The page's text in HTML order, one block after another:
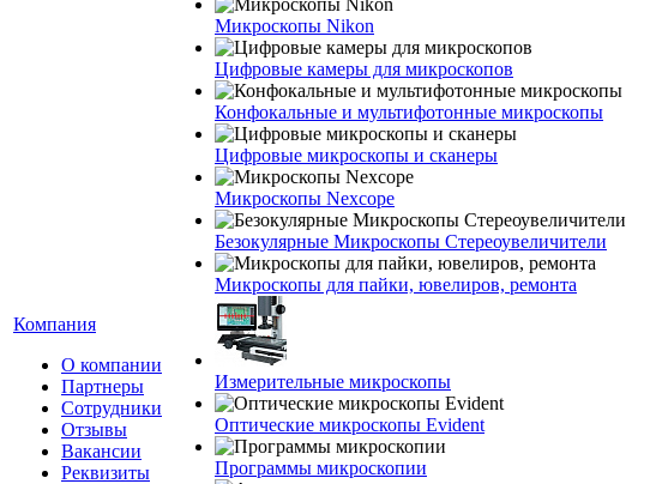
Компания
О компании
Партнеры
Сотрудники
Отзывы
Вакансии
Реквизиты
Микроскопы Nikon
Цифровые камеры для микроскопов
Конфокальные и мультифотонные микроскопы
Цифровые микроскопы и сканеры
Микроскопы Nexcope
Безокулярные Микроскопы Стереоувеличители
Микроскопы для пайки, ювелиров, ремонта
Измерительные микроскопы
Оптические микроскопы Evident
Программы микроскопии